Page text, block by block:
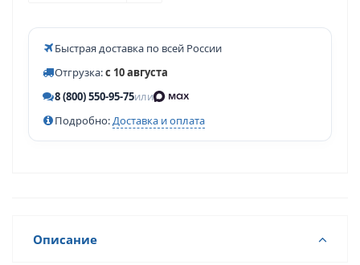
Быстрая доставка по всей России
Отгрузка:с 10 августа
8 (800) 550-95-75или
Подробно:Доставка и оплата
Описание